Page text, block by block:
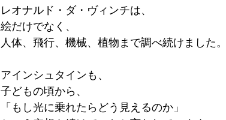
レオナルド・ダ・ヴィンチは、
絵だけでなく、
人体、飛行、機械、植物まで調べ続けました。
アインシュタインも、
子どもの頃から、
「もし光に乗れたらどう見えるのか」